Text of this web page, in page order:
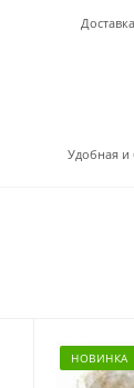
заменить на
Удобная и
НОВИНКА